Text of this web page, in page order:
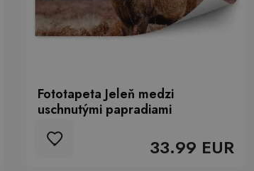
Fototapeta Jeleň medzi
uschnutými papradiami
33.99 EUR